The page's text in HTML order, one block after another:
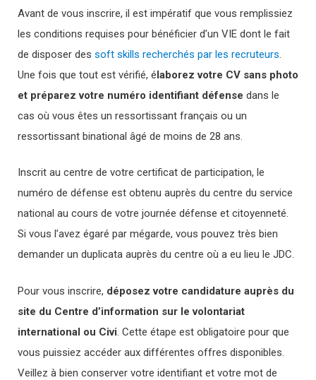
Avant de vous inscrire, il est impératif que vous remplissiez
les conditions requises pour bénéficier d’un VIE dont le fait
de disposer des soft skills recherchés par les recruteurs.
Une fois que tout est vérifié, élaborez votre CV sans photo
et préparez votre numéro identifiant défense dans le
cas où vous êtes un ressortissant français ou un
ressortissant binational âgé de moins de 28 ans.
Inscrit au centre de votre certificat de participation, le
numéro de défense est obtenu auprès du centre du service
national au cours de votre journée défense et citoyenneté.
Si vous l’avez égaré par mégarde, vous pouvez très bien
demander un duplicata auprès du centre où a eu lieu le JDC.
Pour vous inscrire, déposez votre candidature auprès du
site du Centre d’information sur le volontariat
international ou Civi. Cette étape est obligatoire pour que
vous puissiez accéder aux différentes offres disponibles.
Veillez à bien conserver votre identifiant et votre mot de